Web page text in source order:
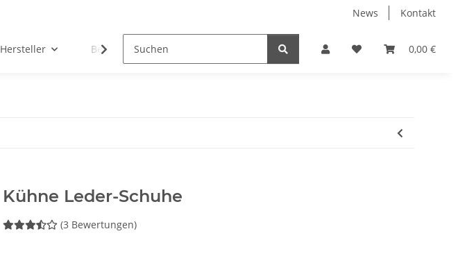
News Kontakt
0,00 €
Hersteller Beispielseite
Kühne Leder-Schuhe
(3 Bewertungen)